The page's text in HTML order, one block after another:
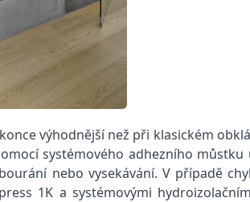
výhodnější než při klasickém
systémového adhezního
nebo vysekávání. V případě
1K a systémovými